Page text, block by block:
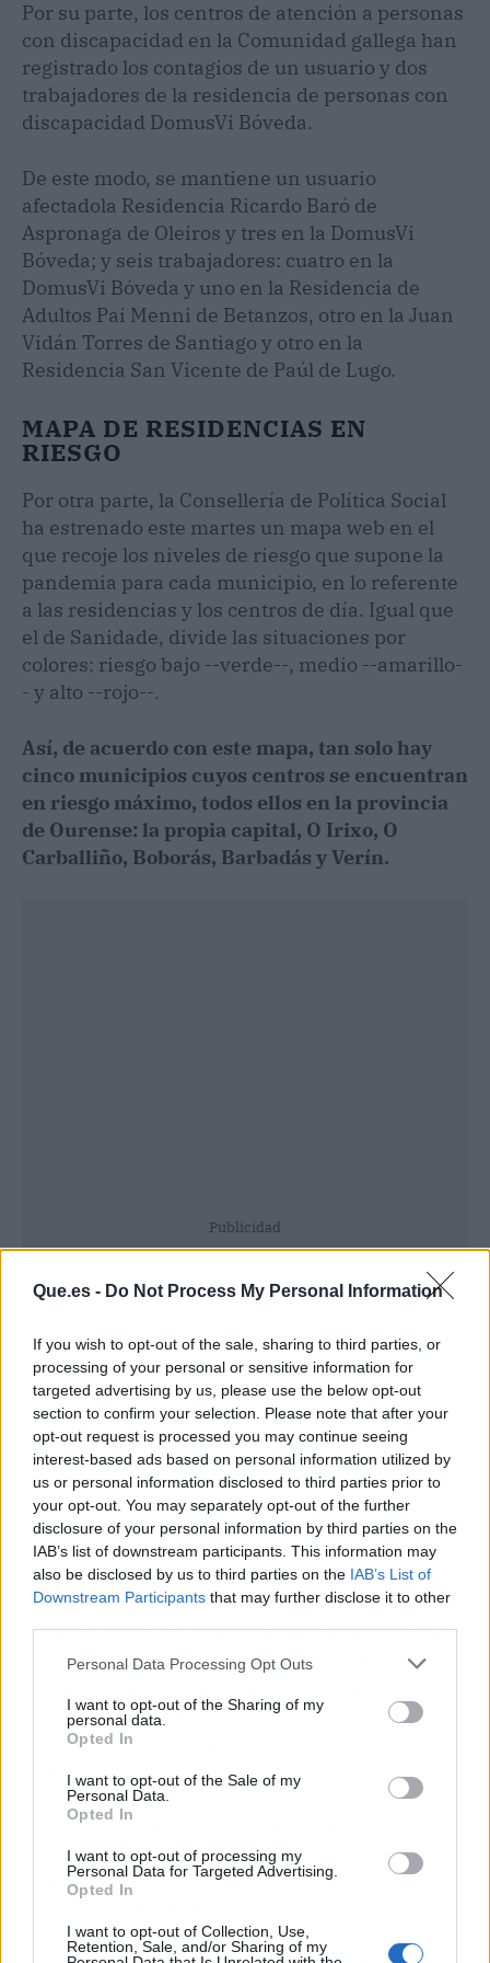
Que.es - Do Not Process My Personal Information
If you wish to opt-out of the sale, sharing to third parties, or
processing of your personal or sensitive information for
targeted advertising by us, please use the below opt-out
section to confirm your selection. Please note that after your
opt-out request is processed you may continue seeing
interest-based ads based on personal information utilized by
us or personal information disclosed to third parties prior to
your opt-out. You may separately opt-out of the further
disclosure of your personal information by third parties on the
IAB’s list of downstream participants. This information may
also be disclosed by us to third parties on the IAB’s List of
Downstream Participants that may further disclose it to other
Personal Data Processing Opt Outs
I want to opt-out of the Sharing of my
personal data.
Opted In
I want to opt-out of the Sale of my
Personal Data.
Opted In
I want to opt-out of processing my
Personal Data for Targeted Advertising.
Opted In
I want to opt-out of Collection, Use,
Retention, Sale, and/or Sharing of my
Por su parte, los centros de atención a personas
con discapacidad en la Comunidad gallega han
registrado los contagios de un usuario y dos
trabajadores de la residencia de personas con
discapacidad DomusVi Bóveda.
De este modo, se mantiene un usuario
afectadola Residencia Ricardo Baró de
Aspronaga de Oleiros y tres en la DomusVi
Bóveda; y seis trabajadores: cuatro en la
DomusVi Bóveda y uno en la Residencia de
Adultos Pai Menni de Betanzos, otro en la Juan
Vidán Torres de Santiago y otro en la
Residencia San Vicente de Paúl de Lugo.
MAPA DE RESIDENCIAS EN
RIESGO
Por otra parte, la Consellería de Política Social
ha estrenado este martes un mapa web en el
que recoje los niveles de riesgo que supone la
pandemia para cada municipio, en lo referente
a las residencias y los centros de día. Igual que
el de Sanidade, divide las situaciones por
colores: riesgo bajo --verde--, medio --amarillo-
- y alto --rojo--.
Así, de acuerdo con este mapa, tan solo hay
cinco municipios cuyos centros se encuentran
en riesgo máximo, todos ellos en la provincia
de Ourense: la propia capital, O Irixo, O
Carballiño, Boborás, Barbadás y Verín.
Publicidad
Estar en alerta roja significa, según consta en el
propio mapa, que las residencias tan solo
aceptan la visita de una persona de referencia
por usuario y una vez a la semana, que deben
salvo para consultas médicas-- y que no pueden
dejar entrar a personas para realizar
actividades en las instalaciones.
En riesgo medio y, por lo tanto, en color
amarillo, se encuentran el resto de municipios
de las comarcas de Ourense, Celanova, O
Valdeorras. En otras provincias, están en rojo